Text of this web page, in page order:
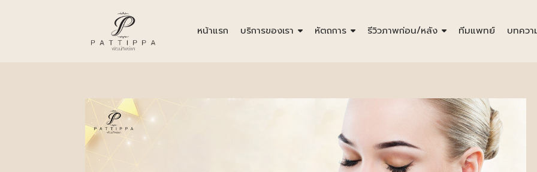
หน้าแรก บริการของเรา หัตถการ รีวิวภาพก่อน/หลัง ทีมแพทย์ บทควา